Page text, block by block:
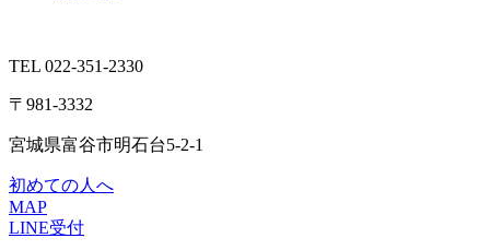
TEL 022-351-2330
〒981-3332
宮城県富谷市明石台5-2-1
初めての人へ
MAP
LINE受付